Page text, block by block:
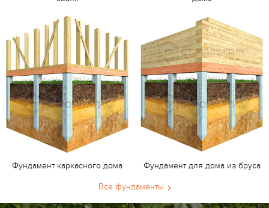
Фундамент каркасного дома Фундамент для дома из бруса
Все фундаменты